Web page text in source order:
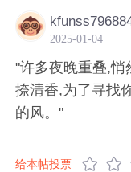
2025-01-04
"许多夜晚重叠,悄
捺清香,为了寻找
的风。"
给本帖投票